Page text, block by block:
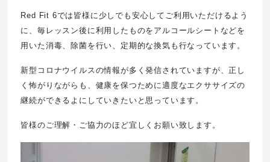
Red Fit 6では皆様に少しでも安心してご利用いただけるよう
に、毎レッスン後に利用したものをアルコールシートなどを
用いた消毒、除菌を行い、定期的な換気も行なっています。
新型コロナウイルスの情報が多く発信されていますが、正し
く怖がりながらも、健康を保つために適度なエクササイズの
継続ができるよにしていきたいと思っています。
皆様のご理解・ご協力のほど宜しくお願い致します。